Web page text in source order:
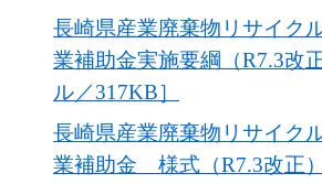
長崎県産業廃棄物リサイク
業補助金実施要綱（R7.3改
ル／317KB］
長崎県産業廃棄物リサイク
業補助金 様式（R7.3改正